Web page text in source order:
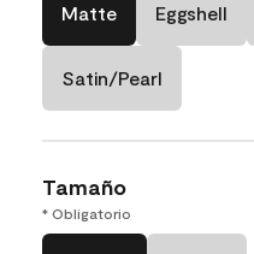
Matte Eggshell
Satin/Pearl
Tamaño
* Obligatorio